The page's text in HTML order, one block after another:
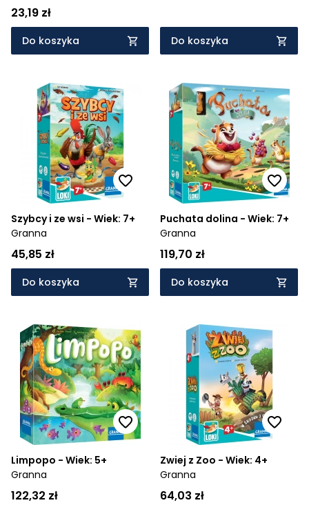
23,19 zł
Do koszyka Do koszyka
Szybcy i ze wsi - Wiek: 7+
Granna
45,85 zł
Do koszyka
Puchata dolina - Wiek: 7+
Granna
119,70 zł
Do koszyka
Limpopo - Wiek: 5+
Granna
122,32 zł
Zwiej z Zoo - Wiek: 4+
Granna
64,03 zł